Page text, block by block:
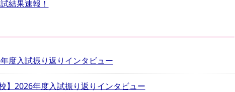
結果速報！
度入試振り返りインタビュー
】2026年度入試振り返りインタビュー